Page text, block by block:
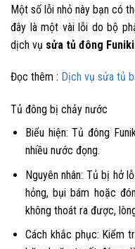
Một số lỗi nhỏ này bạn có
đây là một vài lỗi do bộ
dịch vụ sửa tủ đông Funiki
Đọc thêm : Dịch vụ sửa tủ
Tủ đông bị chảy nước
Biểu hiện: Tủ đông
nhiều nước đọng.
Nguyên nhân: Tủ bị hở
hỏng, bụi bám hoặc
không thoát ra được,
Cách khắc phục: Kiểm